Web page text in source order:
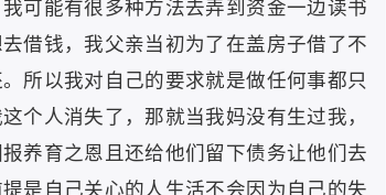
可能有很多种方法去弄到资金一边读书
借钱，我父亲当初为了在盖房子借了不
所以我对自己的要求就是做任何事都只
个人消失了，那就当我妈没有生过我，
养育之恩且还给他们留下债务让他们去
是自己关心的人生活不会因为自己的失